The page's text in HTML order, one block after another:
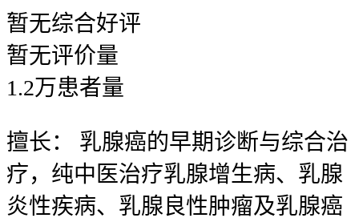
暂无综合好评
暂无评价量
1.2万患者量
擅长：
乳腺癌的早期诊断与综合治
疗，纯中医治疗乳腺增生病、乳腺
炎性疾病、乳腺良性肿瘤及乳腺癌